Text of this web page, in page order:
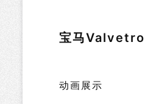
宝马
动画展示